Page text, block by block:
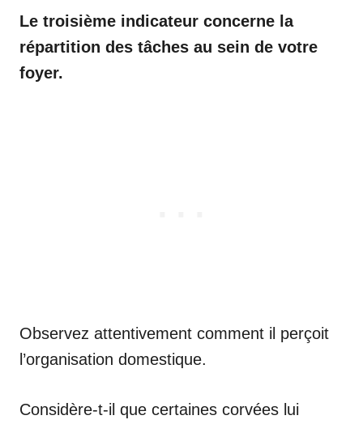
Le troisième indicateur concerne la
répartition des tâches au sein de votre
foyer.
Observez attentivement comment il perçoit
l’organisation domestique.
Considère-t-il que certaines corvées lui